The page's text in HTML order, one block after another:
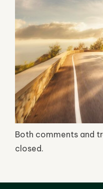
Both comments and
closed.